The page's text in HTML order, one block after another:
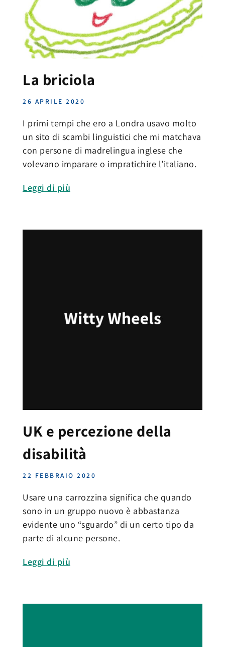
La briciola
26 APRILE 2020
I primi tempi che ero a Londra usavo molto
un sito di scambi linguistici che mi matchava
con persone di madrelingua inglese che
volevano imparare o impratichire l’italiano.
Leggi di più
UK e percezione della
disabilità
22 FEBBRAIO 2020
Usare una carrozzina significa che quando
sono in un gruppo nuovo è abbastanza
evidente uno “sguardo” di un certo tipo da
parte di alcune persone.
Leggi di più